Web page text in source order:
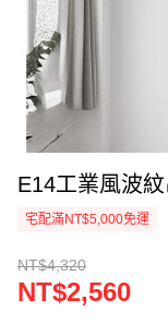
E14工業風波
宅配滿NT$5,000免運
NT$4,320
NT$2,560